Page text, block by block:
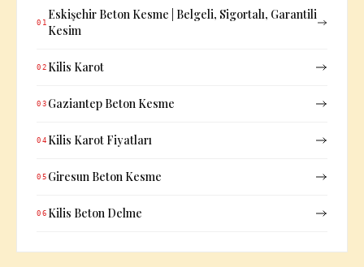
01
Eskişehir Beton Kesme | Belgeli, Sigortalı, Garantili
Kesim
02 Kilis Karot
03 Gaziantep Beton Kesme
04 Kilis Karot Fiyatları
05 Giresun Beton Kesme
06 Kilis Beton Delme